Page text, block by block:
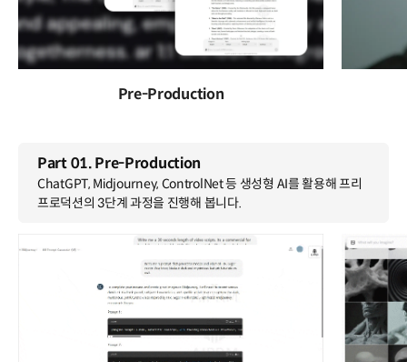
Pre-Production
Part 01. Pre-Production
ChatGPT, Midjourney, ControlNet 등 생성형 AI를 활용해 프리
프로덕션의 3단계 과정을 진행해 봅니다.